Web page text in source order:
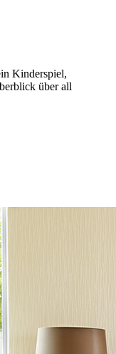
Kinderspiel,
über all